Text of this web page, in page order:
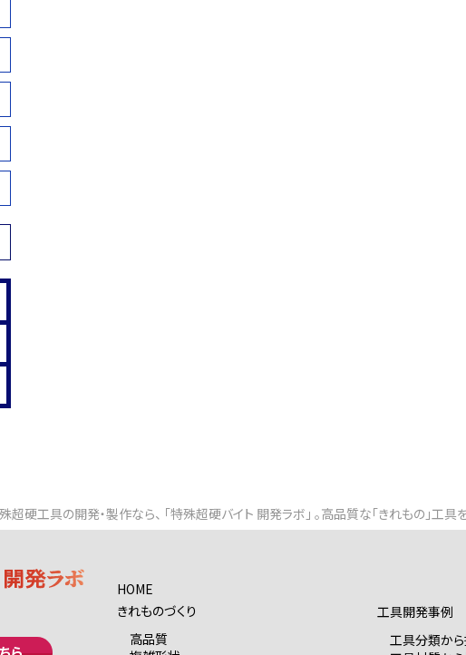
超硬工具の開発・製作なら、 「特殊超硬バイト 開発ラボ」 。高品質な「きれもの」工具
HOME
きれものづくり
高品質
工具開発事例
工具分類か